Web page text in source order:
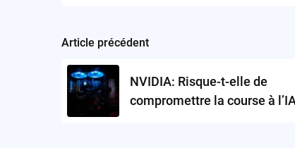
Post
navigation
Article précédent
NVIDIA: Risque-t-elle de
compromettre la course à